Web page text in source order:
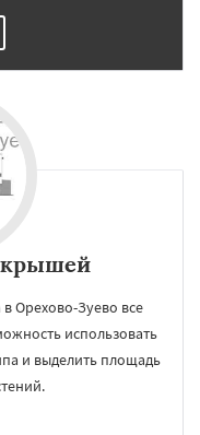
крышей
Орехово-Зуево все
использовать
и выделить площадь